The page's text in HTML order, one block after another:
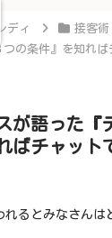
ディ 接客術
の条件』を知れ
が語った『
ばチャット
れるとみなさんは